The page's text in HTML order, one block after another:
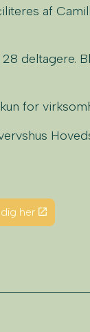
af
deltagere.
for
her